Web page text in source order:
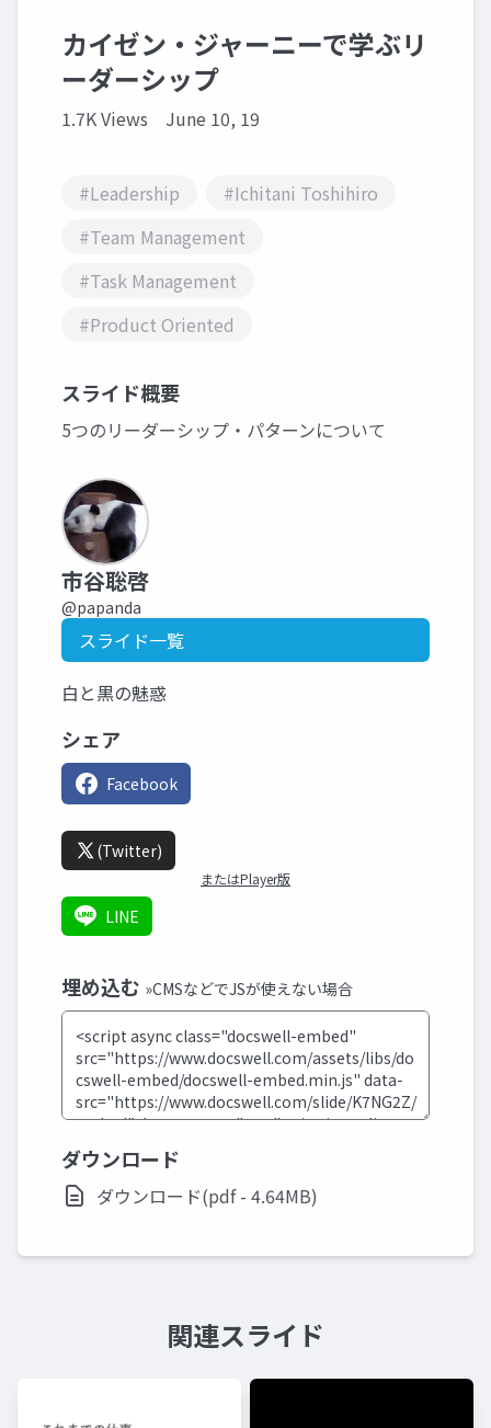
カイゼン・ジャーニーで学ぶリ
ーダーシップ
1.7K Views June 10, 19
#Leadership
#Ichitani Toshihiro
#Team Management
#Task Management
#Product Oriented
スライド概要
5つのリーダーシップ・パターンについて
市谷聡啓
@papanda
スライド一覧
白と黒の魅惑
シェア
Facebook
(Twitter)
またはPlayer版
LINE
埋め込む »CMSなどでJSが使えない場合
ダウンロード
ダウンロード(pdf - 4.64MB)
関連スライド